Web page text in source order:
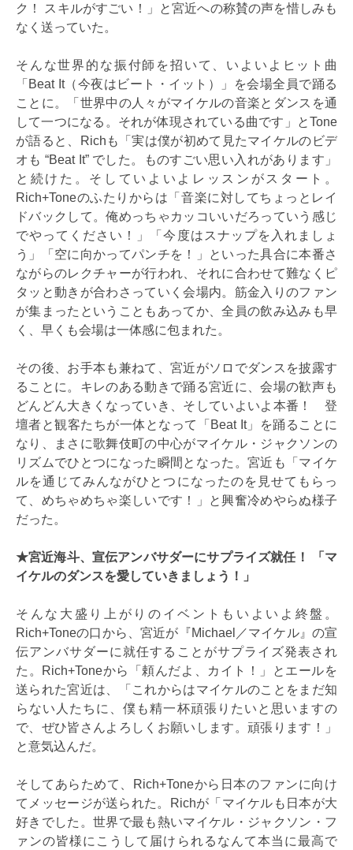
ク！ スキルがすごい！」と宮近への称賛の声を惜しみも
なく送っていた。
そんな世界的な振付師を招いて、いよいよヒット曲
「Beat It（今夜はビート・イット）」を会場全員で踊る
ことに。「世界中の人々がマイケルの音楽とダンスを通
して一つになる。それが体現されている曲です」とTone
が語ると、Richも「実は僕が初めて見たマイケルのビデ
オも “Beat It” でした。ものすごい思い入れがあります」
と続けた。そしていよいよレッスンがスタート。
Rich+Toneのふたりからは「音楽に対してちょっとレイ
ドバックして。俺めっちゃカッコいいだろっていう感じ
でやってください！」「今度はスナップを入れましょ
う」「空に向かってパンチを！」といった具合に本番さ
ながらのレクチャーが行われ、それに合わせて難なくピ
タッと動きが合わさっていく会場内。筋金入りのファン
が集まったということもあってか、全員の飲み込みも早
く、早くも会場は一体感に包まれた。
その後、お手本も兼ねて、宮近がソロでダンスを披露す
ることに。キレのある動きで踊る宮近に、会場の歓声も
どんどん大きくなっていき、そしていよいよ本番！ 登
壇者と観客たちが一体となって「Beat It」を踊ることに
なり、まさに歌舞伎町の中心がマイケル・ジャクソンの
リズムでひとつになった瞬間となった。宮近も「マイケ
ルを通じてみんながひとつになったのを見せてもらっ
て、めちゃめちゃ楽しいです！」と興奮冷めやらぬ様子
だった。
★宮近海斗、宣伝アンバサダーにサプライズ就任！ 「マ
イケルのダンスを愛していきましょう！」
そんな大盛り上がりのイベントもいよいよ終盤。
Rich+Toneの口から、宮近が『Michael／マイケル』の宣
伝アンバサダーに就任することがサプライズ発表され
た。Rich+Toneから「頼んだよ、カイト！」とエールを
送られた宮近は、「これからはマイケルのことをまだ知
らない人たちに、僕も精一杯頑張りたいと思いますの
で、ぜひ皆さんよろしくお願いします。頑張ります！」
と意気込んだ。
そしてあらためて、Rich+Toneから日本のファンに向け
てメッセージが送られた。Richが「マイケルも日本が大
好きでした。世界で最も熱いマイケル・ジャクソン・フ
ァンの皆様にこうして届けられるなんて本当に最高で